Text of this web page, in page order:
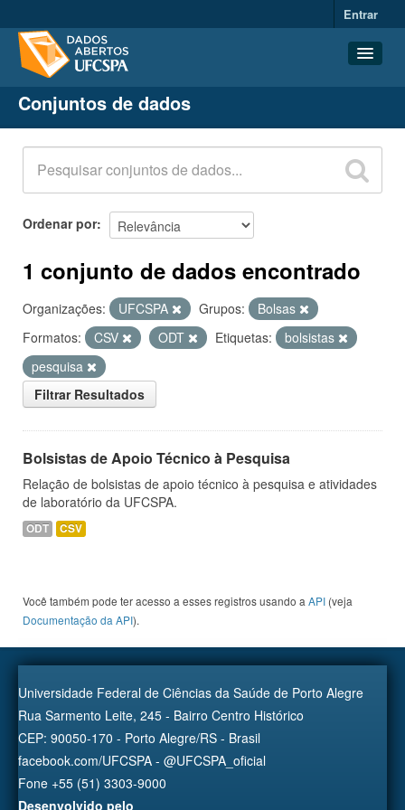
Entrar
Conjuntos de dados
Organizações
Grupos
Sobre
Conjuntos de dados
Ordenar por
1 conjunto de dados encontrado
Organizações: UFCSPA Grupos:
Bolsas
Formatos:
CSV ODT Etiquetas:
bolsistas
pesquisa
Filtrar Resultados
Bolsistas de Apoio Técnico à Pesquisa
Relação de bolsistas de apoio técnico à pesquisa e atividades
de laboratório da UFCSPA.
ODT CSV
Você também pode ter acesso a esses registros usando a API (veja
Documentação da API).
Universidade Federal de Ciências da Saúde de Porto Alegre
Rua Sarmento Leite, 245 - Bairro Centro Histórico
CEP: 90050-170 - Porto Alegre/RS - Brasil
facebook.com/UFCSPA - @UFCSPA_oficial
Fone +55 (51) 3303-9000
Desenvolvido pelo